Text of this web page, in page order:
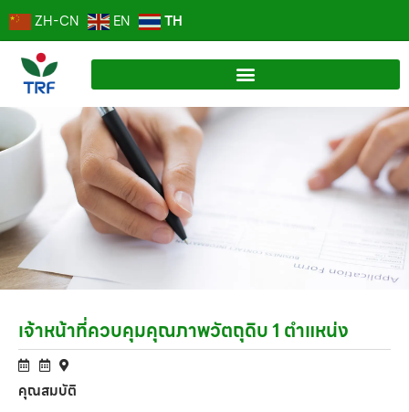
ZH-CN EN TH
เจ้าหน้าที่ควบคุมคุณภาพวัตถุดิบ 1 ตำแหน่ง
คุณสมบัติ